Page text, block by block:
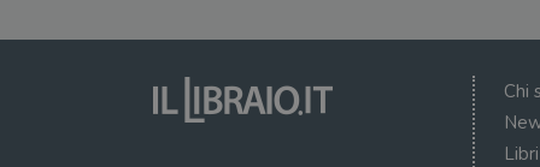
Chi
wordpress_sec_[hash]
CookieScriptConsent